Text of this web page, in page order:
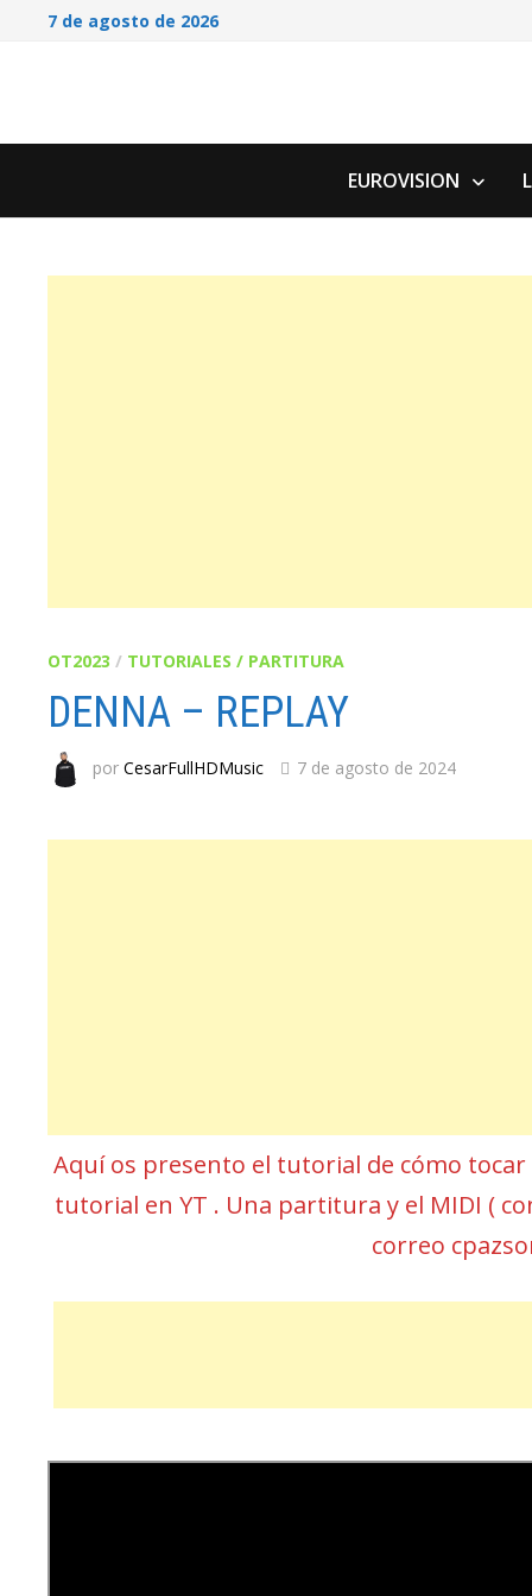
Saltar7 de agosto de 2026
EUROVISION
OT2023 / TUTORIALES / PARTITURA
DENNA – REPLAY
porCesarFullHDMusic 7 de agosto de 2024
Aquí os presento el tutorial de cómo tocar
tutorial en YT . Una partitura y el MIDI (
correo